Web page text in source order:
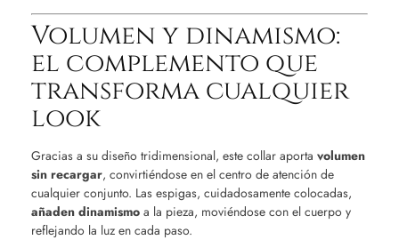
Volumen y dinamismo:
el complemento que
transforma cualquier
look
Gracias a su diseño tridimensional, este collar aporta volumen
sin recargar, convirtiéndose en el centro de atención de
cualquier conjunto. Las espigas, cuidadosamente colocadas,
añaden dinamismo a la pieza, moviéndose con el cuerpo y
reflejando la luz en cada paso.